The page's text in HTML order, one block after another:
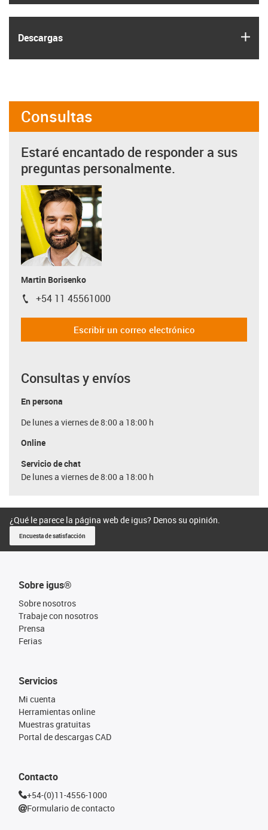
Descargas
Consultas
Estaré encantado de responder a sus
preguntas personalmente.
Martin Borisenko
igus-icon-phone
+54 11 45561000
Escribir un correo electrónico
Consultas y envíos
En persona
De lunes a viernes de 8:00 a 18:00 h
Online
Servicio de chat
De lunes a viernes de 8:00 a 18:00 h
¿Qué le parece la página web de igus? Denos su opinión.
Encuesta de satisfacción
Sobre igus®
Sobre nosotros
Trabaje con nosotros
Prensa
Ferias
Servicios
Mi cuenta
Herramientas online
Muestras gratuitas
Portal de descargas CAD
Contacto
+54-(0)11-4556-1000
Formulario de contacto